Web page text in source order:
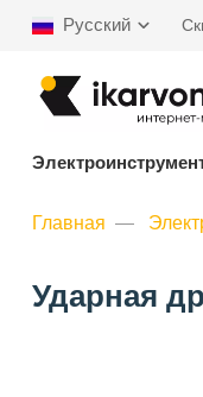
Русский
Главная
Ударная